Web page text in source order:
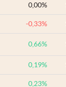
0,00%
-0,33%
0,66%
0,19%
0,23%